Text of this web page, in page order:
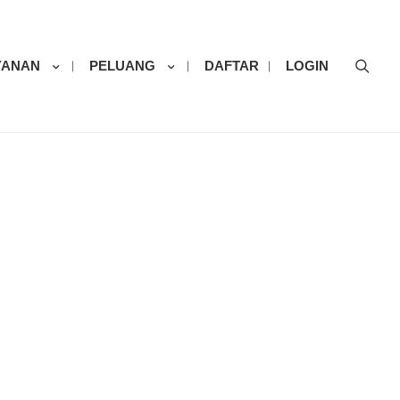
PELUANG DAFTAR LOGIN